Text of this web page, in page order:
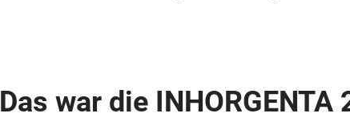
Das war die INHORGENTA